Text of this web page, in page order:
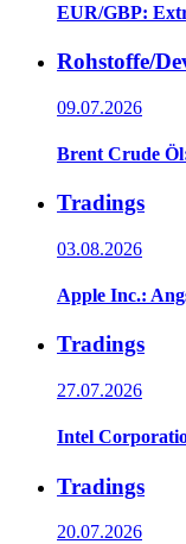
EUR/GBP:
Rohstoffe/
09.07.2026
Brent Crude
Tradings
03.08.2026
Apple Inc.:
Tradings
27.07.2026
Intel
Tradings
20.07.2026